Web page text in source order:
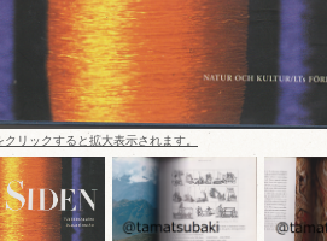
リックすると拡大表示されます。